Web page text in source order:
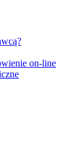
on-line